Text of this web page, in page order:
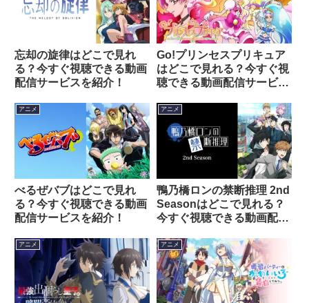
忘却の旋律はどこで見れ
る？今すぐ視聴できる動画
配信サービスを紹介！
Go!プリンセスプリキュア
はどこで見れる？今すぐ視
聴できる動画配信サービス
アニメ
べるぜバブはどこで見れ
る？今すぐ視聴できる動画
配信サービスを紹介！
アニメ
鴨乃橋ロンの禁断推理 2nd
Seasonはどこで見れる？
今すぐ視聴できる動画配信
アニメ アニメ